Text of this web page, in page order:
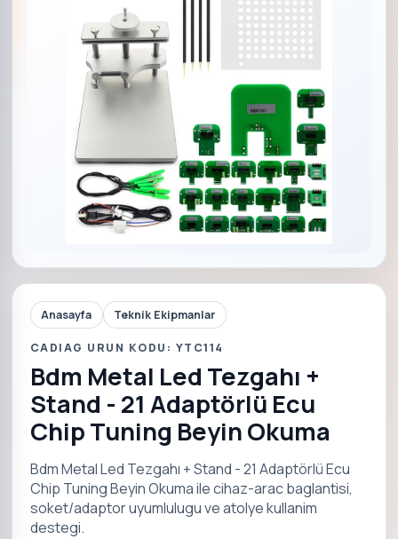
Anasayfa Teknik Ekipmanlar
CADIAG URUN KODU: YTC114
Bdm Metal Led Tezgahı +
Stand - 21 Adaptörlü Ecu
Chip Tuning Beyin Okuma
Bdm Metal Led Tezgahı + Stand - 21 Adaptörlü Ecu
Chip Tuning Beyin Okuma ile cihaz-arac baglantisi,
soket/adaptor uyumlulugu ve atolye kullanim
destegi.